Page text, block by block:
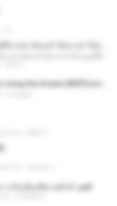
รกิจเลี้ยงพี่ชายทั้งห้า.pdf